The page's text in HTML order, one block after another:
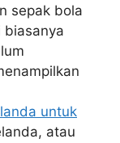
sepak bola
biasanya
untuk
atau